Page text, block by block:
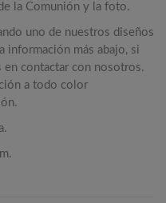
la Comunión y la foto.
uno de nuestros diseños
información más abajo, si
contactar con nosotros.
a todo color